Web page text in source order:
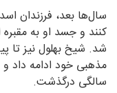
سال‌ها بعد، فرزندان
کنند و جسد او به
شد. شیخ بهلول نیز تا
سالگی درگذشت.